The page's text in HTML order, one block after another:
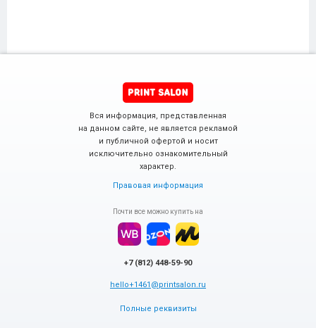
Вся информация, представленная
на данном сайте, не является рекламой
и публичной офертой и носит
исключительно ознакомительный
характер.
Правовая информация
Почти все можно купить на
+7 (812) 448-59-90
hello+1461@printsalon.ru
Полные реквизиты